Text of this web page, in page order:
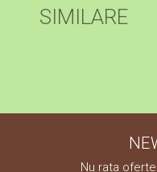
SIMILARE
Nu rata